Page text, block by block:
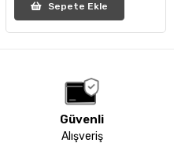
Sepete Ekle
Güvenli
Alışveriş